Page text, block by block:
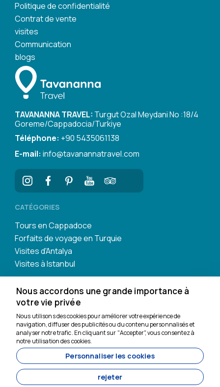
Politique de confidentialité
Contrat de vente
visites
Communication
blogs
TAVANANNA TRAVEL: Turgut Ozal Meydani No :18/4
Goreme/Cappadocia/Turkiye
Téléphone: +90 5435061138
E-mail: info@tavanannatravel.com
CATÉGORIES
Tours en Cappadoce
Forfaits de voyage en Turquie
Visites d'Antalya
Visites à Istanbul
11200
Tavananna Travel - 11200
Nous accordons une grande importance à
votre vie privée
Nous utilisons des cookies pour améliorer votre expérience de
navigation, diffuser des publicités ou du contenu personnalisés et
analyser notre trafic. En cliquant sur "Accepter", vous consentez à
notre utilisation des cookies.
Personnaliser les cookies
rejeter
Nous sommes là pour
vous aider